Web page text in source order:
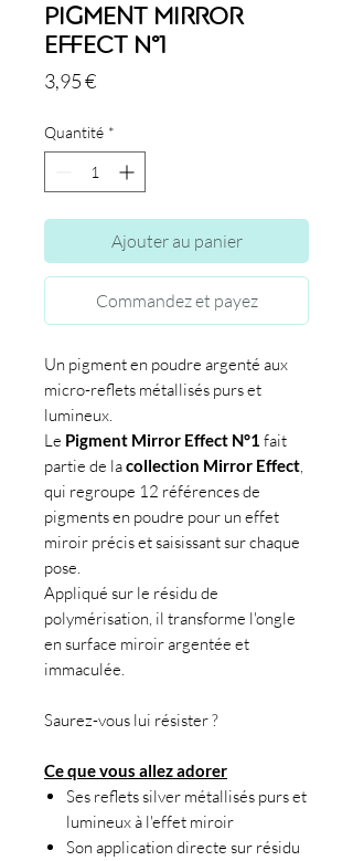
Pigment Mirror
Effect N°1
3,95 €Prix
Quantité *
Ajouter au panier
Commandez et payez
Un pigment en poudre argenté aux
micro-reflets métallisés purs et
lumineux.
Le Pigment Mirror Effect N°1 fait
partie de lacollection Mirror Effect,
qui regroupe 12 références de
pigments en poudre pour un effet
miroir précis et saisissant sur chaque
pose.
Appliqué sur le résidu de
polymérisation, il transforme l'ongle
en surface miroir argentée et
immaculée.
Saurez-vous lui résister ?
Ce que vous allez adorer
Ses reflets silver métallisés purs et
lumineux à l'effet miroir
Son application directe sur résidu